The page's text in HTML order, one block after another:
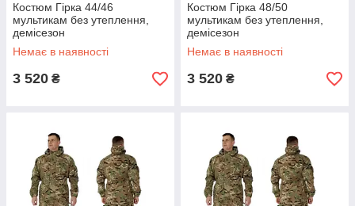
Костюм Гірка 44/46
мультикам без утеплення,
демісезон
Немає в наявності
3 520 ₴
Костюм Гірка 48/50
мультикам без утеплення,
демісезон
Немає в наявності
3 520 ₴